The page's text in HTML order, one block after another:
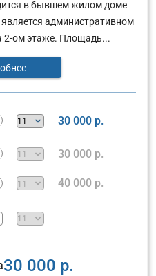
в бывшем жилом доме
административном
2-ом этаже. Площадь...
30 000 р.
30 000 р.
40 000 р.
30 000 р.